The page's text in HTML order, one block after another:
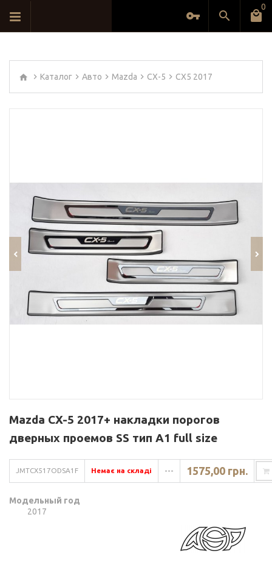
0
Каталог Авто Mazda CX-5 CX5 2017
Mazda CX-5 2017+ накладки порогов
дверных проемов SS тип A1 full size
JMTCX517ODSA1F Немає на складі --- 1575,00 грн.
Модельный год
2017